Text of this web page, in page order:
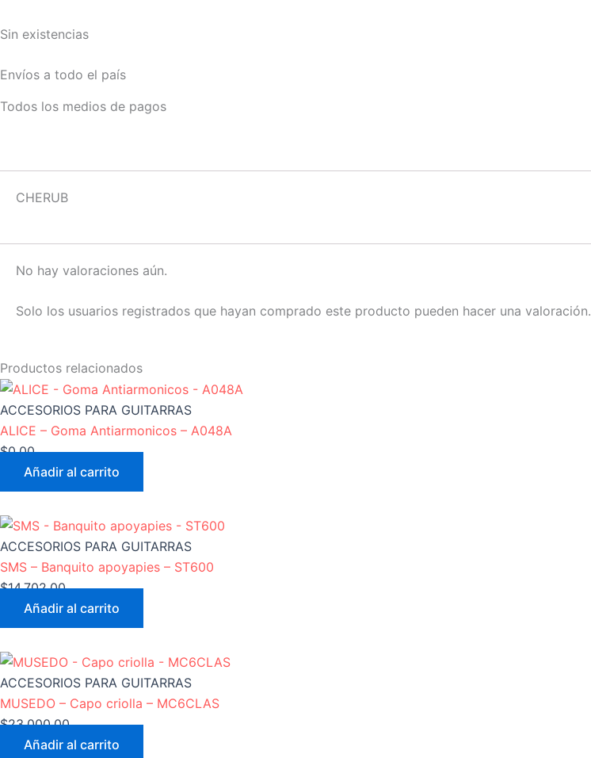
Sin existencias
Envíos a todo el país
Todos los medios de pagos
CHERUB
No hay valoraciones aún.
Solo los usuarios registrados que hayan comprado este producto pueden hacer una valoración.
Productos relacionados
ACCESORIOS PARA GUITARRAS
ALICE – Goma Antiarmonicos – A048A
$0,00
Añadir al carrito
ACCESORIOS PARA GUITARRAS
SMS – Banquito apoyapies – ST600
$14.702,00
Añadir al carrito
ACCESORIOS PARA GUITARRAS
MUSEDO – Capo criolla – MC6CLAS
$23.000,00
Añadir al carrito